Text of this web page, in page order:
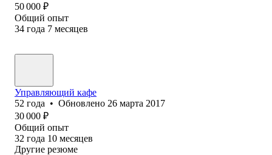
50 000 ₽
Общий опыт
34 года 7 месяцев
Управляющий кафе
52 года • Обновлено 26 марта 2017
30 000 ₽
Общий опыт
32 года 10 месяцев
Другие резюме